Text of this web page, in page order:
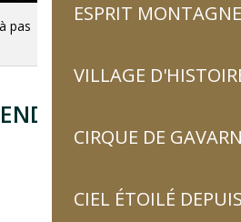
ESPRIT MONTAGNE
VILLAGE
CIRQUE DE
CIEL ÉTOILÉ
pas
Planifie tes journées
vallée" de Guillaume Noury